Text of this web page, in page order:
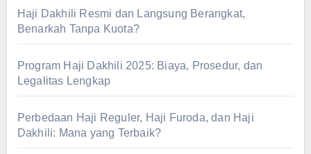
Haji Dakhili Resmi dan Langsung Berangkat,
Benarkah Tanpa Kuota?
Program Haji Dakhili 2025: Biaya, Prosedur, dan
Legalitas Lengkap
Perbedaan Haji Reguler, Haji Furoda, dan Haji
Dakhili: Mana yang Terbaik?